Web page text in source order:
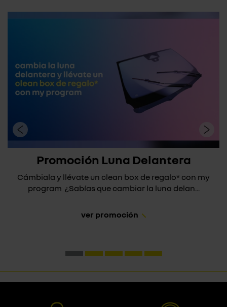
Promoción Luna Delantera
Cámbiala y llévate un clean box de regalo* con my
program ¿Sabías que cambiar la luna delan...
ver promoción